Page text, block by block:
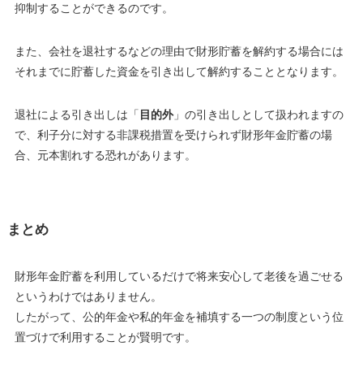
抑制することができるのです。
また、会社を退社するなどの理由で財形貯蓄を解約する場合には
それまでに貯蓄した資金を引き出して解約することとなります。
退社による引き出しは「 目的外」の引き出しとして扱われますの
で、利子分に対する非課税措置を受けられず財形年金貯蓄の場
合、元本割れする恐れがあります。
まとめ
財形年金貯蓄を利用しているだけで将来安心して老後を過ごせる
というわけではありません。
したがって、公的年金や私的年金を補填する一つの制度という位
置づけで利用することが賢明です。